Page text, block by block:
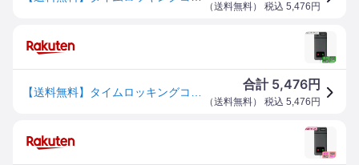
（送料無料） 税込 5,476 円
合計 5,476円
（送料無料） 税込 5,476 円